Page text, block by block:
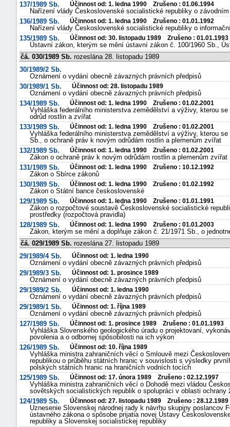
137/1989 Sb.
Účinnost od: 1. ledna 1990 Zrušeno : 01.06.1994
Nařízení vlády Československé socialistické republiky o
136/1989 Sb.
Účinnost od: 1. ledna 1990 Zrušeno : 01.01.1992
Nařízení vlády Československé socialistické republiky o
135/1989 Sb.
Účinnost od: 30. listopadu 1989 Zrušeno : 01.01.1993
Ústavní zákon, kterým se mění ústavní zákon č. 100/1960 Sb.,
čá. 030/1989 Sb. rozeslána 28. listopadu 1989
30/1989/2 Sb.
Oznámení o vydání obecně závazných právních předpisů
30/1989/1 Sb.
Účinnost od: 28. listopadu 1989
Oznámení o vydání obecně závazných právních předpisů
134/1989 Sb.
Účinnost od: 1. ledna 1990 Zrušeno : 01.02.2001
Vyhláška federálního ministerstva zemědělství a výživy, kterou
odrůd rostlin a zvířat
133/1989 Sb.
Účinnost od: 1. ledna 1990 Zrušeno : 01.02.2001
Vyhláška federálního ministerstva zemědělství a výživy, kterou
Sb., o ochraně práv k novým odrůdám rostlin a plemenům zvířat
132/1989 Sb.
Účinnost od: 1. ledna 1990 Zrušeno : 01.02.2001
Zákon o ochraně práv k novým odrůdám rostlin a plemenům zvířat
131/1989 Sb.
Účinnost od: 1. ledna 1990 Zrušeno : 10.12.1992
Zákon o Sbírce zákonů
130/1989 Sb.
Účinnost od: 1. ledna 1990 Zrušeno : 01.02.1992
Zákon o Státní bance československé
129/1989 Sb.
Účinnost od: 1. ledna 1990 Zrušeno : 01.01.1991
Zákon o rozpočtové soustavě Československé socialistické
prostředky (rozpočtová pravidla)
128/1989 Sb.
Účinnost od: 1. ledna 1990 Zrušeno : 01.01.2003
Zákon, kterým se mění a doplňuje zákon č. 21/1971 Sb., o
čá. 029/1989 Sb. rozeslána 27. listopadu 1989
29/1989/4 Sb.
Účinnost od: 1. ledna 1990
Oznámení o vydání obecně závazných právních předpisů
29/1989/3 Sb.
Účinnost od: 1. prosince 1989
Oznámení o vydání obecně závazných právních předpisů
29/1989/2 Sb.
Účinnost od: 1. ledna 1990
Oznámení o vydání obecně závazných právních předpisů
29/1989/1 Sb.
Účinnost od: 1. října 1989
Oznámení o vydání obecně závazných právních předpisů
127/1989 Sb.
Účinnost od: 1. prosince 1989 Zrušeno : 01.01.1993
Vyhláška Slovenského geologického úradu o projektovaní,
povolenia a o odbornej spôsobilosti na ich výkon
126/1989 Sb.
Účinnost od: 10. října 1989
Vyhláška ministra zahraničních věcí o Smlouvě mezi
republikou o průběhu státních hranic v souvislosti s výsledky
polských státních hranic na hraničních vodních tocích
125/1989 Sb.
Účinnost od: 17. února 1989 Zrušeno : 02.12.1997
Vyhláška ministra zahraničních věcí o Dohodě mezi vládou
sovětských socialistických republik o spolupráci v oblasti ochrany
124/1989 Sb.
Účinnost od: 27. listopadu 1989 Zrušeno : 28.12.1989
Uznesenie Slovenskej národnej rady k návrhu skupiny poslancov
ústavného zákona o spôsobe prijatia novej Ústavy
republiky a Slovenskej socialistickej republiky